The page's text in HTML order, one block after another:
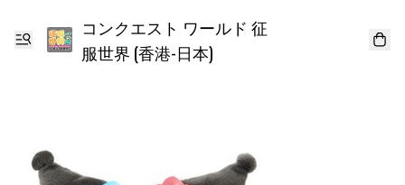
コンクエスト ワールド 征
服世界 (香港-日本)